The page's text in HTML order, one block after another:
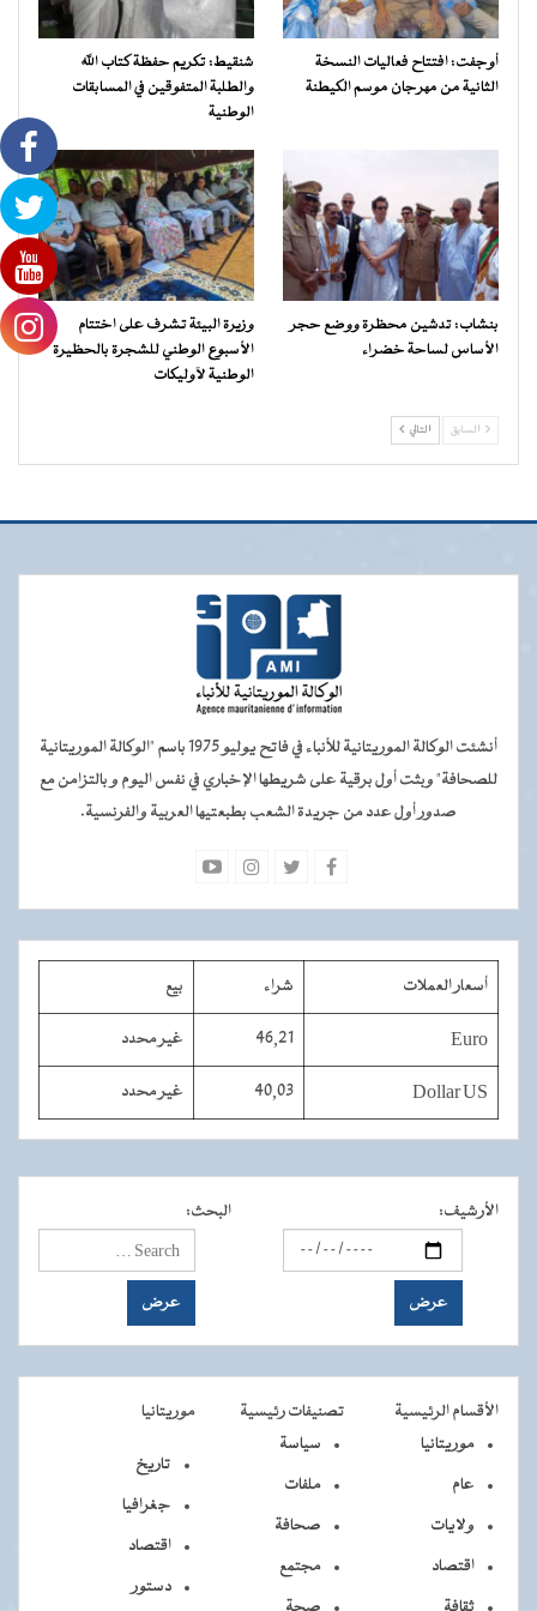
أوجفت: افتتاح فعاليات النسخة
الثانية من مهرجان موسم الكيطنة
شنقيط: تكريم حفظة كتاب الله
والطلبة المتفوقين في المسابقات
الوطنية
بنشاب: تدشين محظرة ووضع حجر
الأساس لساحة خضراء
وزيرة البيئة تشرف على اختتام
الأسبوع الوطني للشجرة بالحظيرة
الوطنية لآوليكات
السابق التالي
أنشئت الوكالة الموريتانية للأنباء في فاتح يوليو 1975 باسم "الوكالة الموريتانية
للصحافة" وبثت أول برقية على شريطها الإخباري في نفس اليوم و بالتزامن مع
صدور أول عدد من جريدة الشعب بطبعتيها العربية والفرنسية.
أسعار العملات شراء بيع
Euro
46,21 غير محدد
Dollar US
40,03 غير محدد
الأرشيف: البحث:
الأقسام الرئيسية تصنيفات رئيسية
موريتانيا
موريتانيا
عام
ولايات
اقتصاد
سياسة
ملفات
صحافة
مجتمع
تاريخ
جغرافيا
اقتصاد
دستور